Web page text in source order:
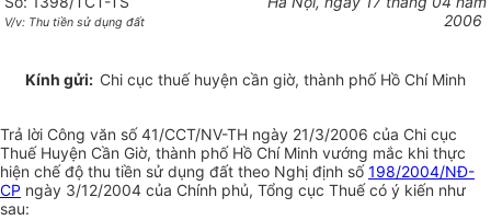
V/v: Thu tiền sử dụng đất
2006
Kính gửi: Chi cục thuế huyện cần giờ, thành phố Hồ Chí Minh
Trả lời Công văn số 41/CCT/NV-TH ngày 21/3/2006 của Chi cục
Thuế Huyện Cần Giờ, thành phố Hồ Chí Minh vướng mắc khi thực
hiện chế độ thu tiền sử dụng đất theo Nghị định số198/2004/NĐ-
CP ngày 3/12/2004 của Chính phủ, Tổng cục Thuế có ý kiến như
sau: